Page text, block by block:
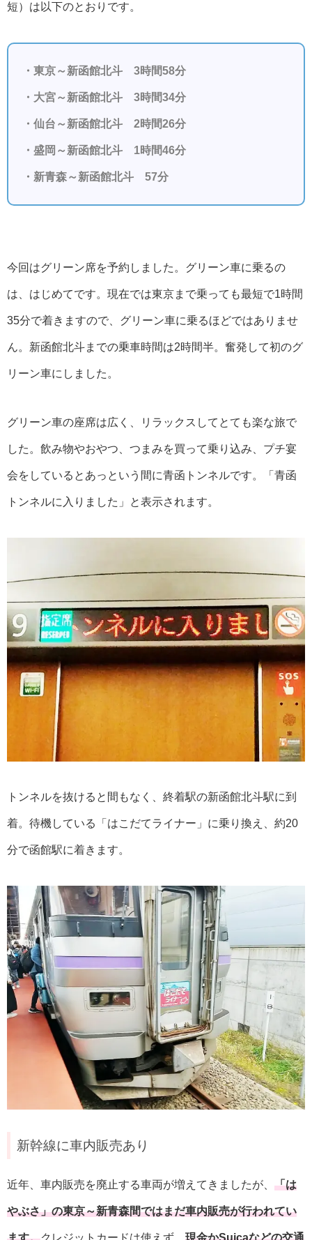
短）は以下のとおりです。
・東京～新函館北斗 3時間58分
・大宮～新函館北斗 3時間34分
・仙台～新函館北斗 2時間26分
・盛岡～新函館北斗 1時間46分
・新青森～新函館北斗 57分
今回はグリーン席を予約しました。グリーン車に乗るの
は、はじめてです。現在では東京まで乗っても最短で1時間
35分で着きますので、グリーン車に乗るほどではありませ
ん。新函館北斗までの乗車時間は2時間半。奮発して初のグ
リーン車にしました。
グリーン車の座席は広く、リラックスしてとても楽な旅で
した。飲み物やおやつ、つまみを買って乗り込み、プチ宴
会をしているとあっという間に青函トンネルです。「青函
トンネルに入りました」と表示されます。
トンネルを抜けると間もなく、終着駅の新函館北斗駅に到
着。待機している「はこだてライナー」に乗り換え、約20
分で函館駅に着きます。
新幹線に車内販売あり
近年、車内販売を廃止する車両が増えてきましたが、 「は
やぶさ」の東京～新青森間ではまだ車内販売が行われてい